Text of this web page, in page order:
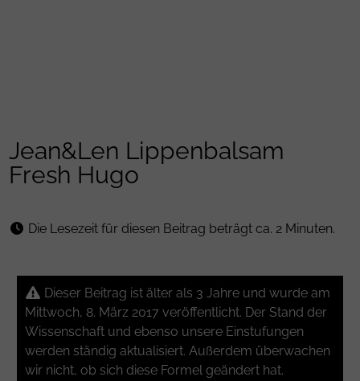
Jean&Len Lippenbalsam
Fresh Hugo
Die Lesezeit für diesen Beitrag beträgt ca. 2 Minuten.
Dieser Beitrag ist älter als 3 Jahre und wurde am
Mittwoch, 8. März 2017 veröffentlicht. Der Stand der
Wissenschaft und ebenso unsere Einstufungen
werden ständig aktualisiert. Außerdem überwachen
wir nicht, ob sich diese Formel geändert hat.